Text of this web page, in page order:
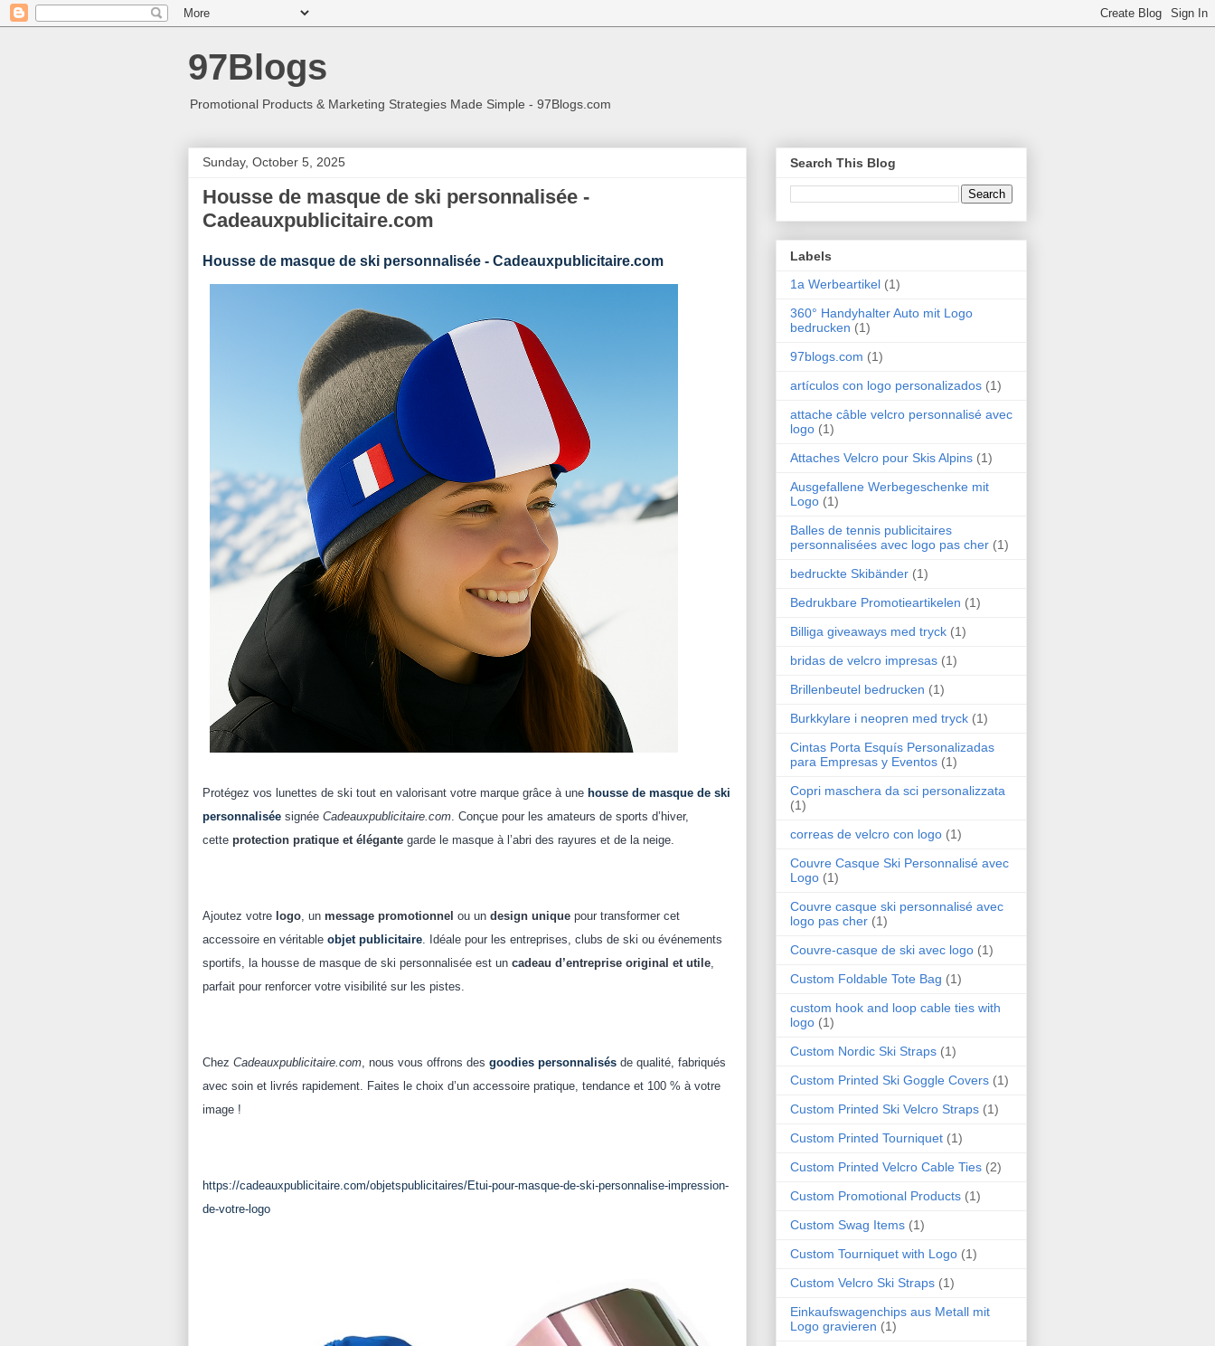
97Blogs
Promotional Products & Marketing Strategies Made Simple - 97Blogs.com
Sunday, October 5, 2025
Housse de masque de ski personnalisée -
Cadeauxpublicitaire.com
Housse de masque de ski personnalisée - Cadeauxpublicitaire.com
Protégez vos lunettes de ski tout en valorisant votre marque grâce à une housse de masque de ski
personnalisée signée Cadeauxpublicitaire.com. Conçue pour les amateurs de sports d’hiver,
cette protection pratique et élégante garde le masque à l’abri des rayures et de la neige.
Ajoutez votre logo, un message promotionnel ou un design unique pour transformer cet
accessoire en véritable objet publicitaire. Idéale pour les entreprises, clubs de ski ou événements
sportifs, la housse de masque de ski personnalisée est un cadeau d’entreprise original et utile,
parfait pour renforcer votre visibilité sur les pistes.
Chez Cadeauxpublicitaire.com, nous vous offrons des goodies personnalisés de qualité, fabriqués
avec soin et livrés rapidement. Faites le choix d’un accessoire pratique, tendance et 100 % à votre
image !
https://cadeauxpublicitaire.com/objetspublicitaires/Etui-pour-masque-de-ski-personnalise-impression-
de-votre-logo
Search This Blog
Labels
1a Werbeartikel (1)
360° Handyhalter Auto mit Logo
bedrucken (1)
97blogs.com (1)
artículos con logo personalizados (1)
attache câble velcro personnalisé avec
logo (1)
Attaches Velcro pour Skis Alpins (1)
Ausgefallene Werbegeschenke mit
Logo (1)
Balles de tennis publicitaires
personnalisées avec logo pas cher (1)
bedruckte Skibänder (1)
Bedrukbare Promotieartikelen (1)
Billiga giveaways med tryck (1)
bridas de velcro impresas (1)
Brillenbeutel bedrucken (1)
Burkkylare i neopren med tryck (1)
Cintas Porta Esquís Personalizadas
para Empresas y Eventos (1)
Copri maschera da sci personalizzata
(1)
correas de velcro con logo (1)
Couvre Casque Ski Personnalisé avec
Logo (1)
Couvre casque ski personnalisé avec
logo pas cher (1)
Couvre-casque de ski avec logo (1)
Custom Foldable Tote Bag (1)
custom hook and loop cable ties with
logo (1)
Custom Nordic Ski Straps (1)
Custom Printed Ski Goggle Covers (1)
Custom Printed Ski Velcro Straps (1)
Custom Printed Tourniquet (1)
Custom Printed Velcro Cable Ties (2)
Custom Promotional Products (1)
Custom Swag Items (1)
Custom Tourniquet with Logo (1)
Custom Velcro Ski Straps (1)
Einkaufswagenchips aus Metall mit
Logo gravieren (1)